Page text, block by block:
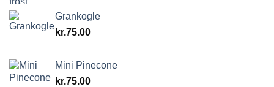
Grankogle
kr.75.00
Mini Pinecone
kr.75.00